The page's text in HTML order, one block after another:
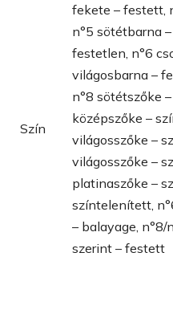
Szín
fekete – festett,
n°5 sötétbarna
festetlen, n°6
világosbarna –
n°8 sötétszőke
középszőke –
világosszőke –
világosszőke –
platinaszőke –
színtelenített,
– balayage, n°8/
szerint – festett